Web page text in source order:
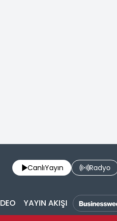
CanlıYayın Radyo
YAYIN AKIŞI